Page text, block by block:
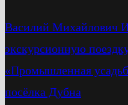
Василий Михайлович
экскурсионную
«Промышленная
посёлка Дубна